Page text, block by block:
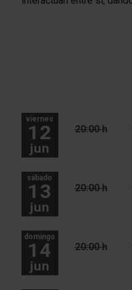
viernes
12
jun
20:00 h
sábado
13
jun
20:00 h
domingo
14
jun
20:00 h